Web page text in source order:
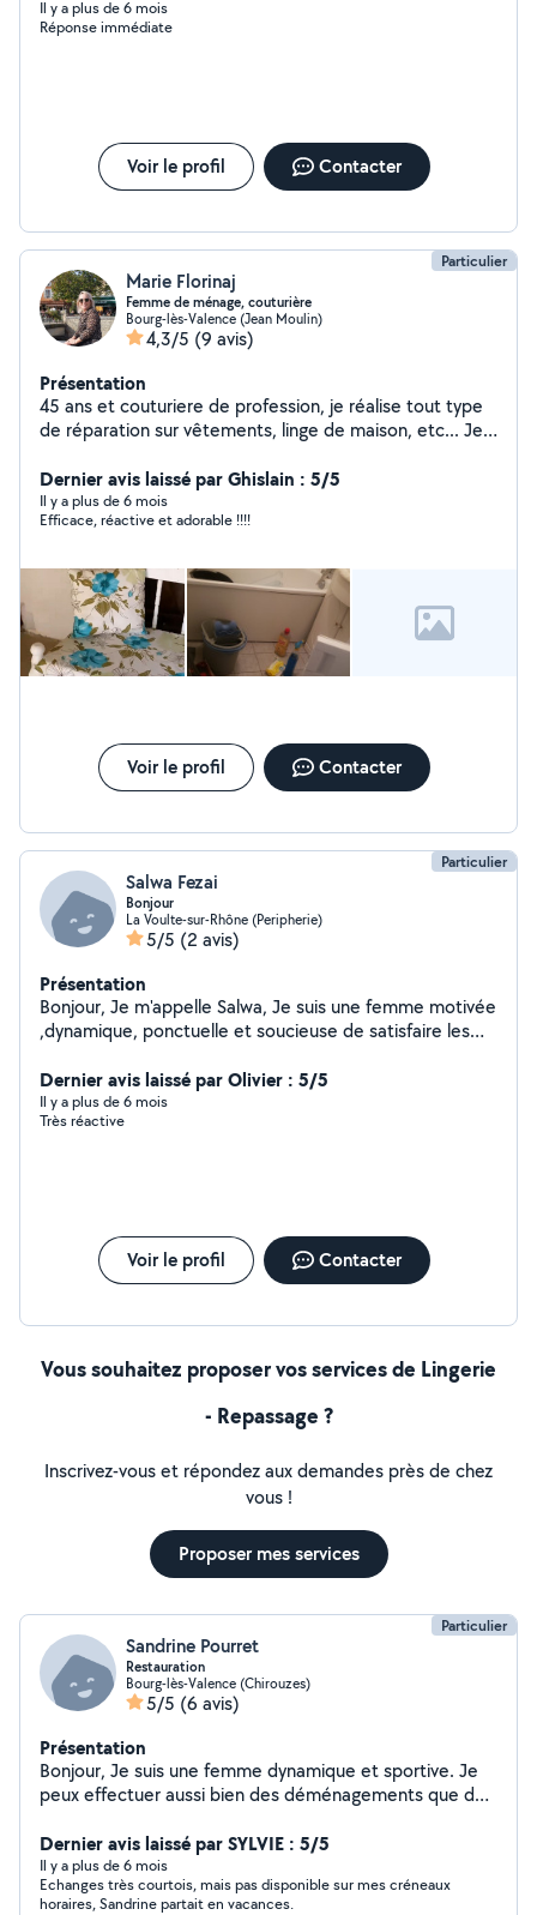
Il y a plus de 6 mois
Réponse immédiate
Voir le profil Contacter
Particulier
Marie Florinaj
Femme de ménage, couturière
Bourg-lès-Valence (Jean Moulin)
4,3/5 (9 avis)
Présentation
45 ans et couturiere de profession, je réalise tout type
de réparation sur vêtements, linge de maison, etc... Je
tout en faisant le ménage, le repassage, etc... me
contacter, j étudie toute demande
Dernier avis laissé par Ghislain : 5/5
Il y a plus de 6 mois
Efficace, réactive et adorable !!!!
Voir le profil Contacter
Particulier
Salwa Fezai
Bonjour
La Voulte-sur-Rhône (Peripherie)
5/5 (2 avis)
Présentation
Bonjour, Je m'appelle Salwa, Je suis une femme motivée
,dynamique, ponctuelle et soucieuse de satisfaire les
vous aider : - dans vos tâches ménagères
(repassage,vitres,rangement,ménage classique) - à faire
vos courses - à préparer vos repas Au plaisir de vous
Dernier avis laissé par Olivier : 5/5
Il y a plus de 6 mois
Très réactive
Voir le profil Contacter
Vous souhaitez proposer vos services de Lingerie
- Repassage ?
Inscrivez-vous et répondez aux demandes près de chez
vous !
Proposer mes services
Particulier
Sandrine Pourret
Restauration
Bourg-lès-Valence (Chirouzes)
5/5 (6 avis)
Présentation
Bonjour, Je suis une femme dynamique et sportive. Je
peux effectuer aussi bien des déménagements que des
animaux! Au plaisir. Sandrine.
Dernier avis laissé par SYLVIE : 5/5
Il y a plus de 6 mois
Echanges très courtois, mais pas disponible sur mes créneaux
horaires, Sandrine partait en vacances.